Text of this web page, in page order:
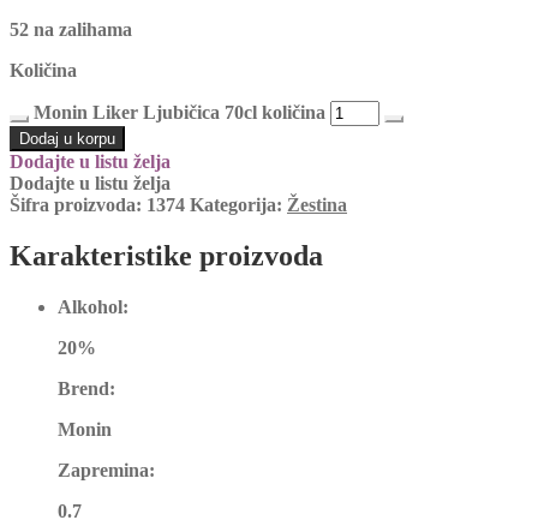
52 na zalihama
Količina
Monin Liker Ljubičica 70cl količina
Dodaj u korpu
Dodajte u listu želja
Dodajte u listu želja
Šifra proizvoda: 1374 Kategorija: Žestina
Karakteristike proizvoda
Alkohol:
20%
Brend:
Monin
Zapremina:
0.7